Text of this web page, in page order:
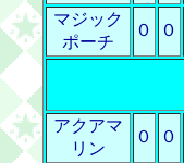
マジック
ポーチ
０ ０
アクアマ
リン
０ ０